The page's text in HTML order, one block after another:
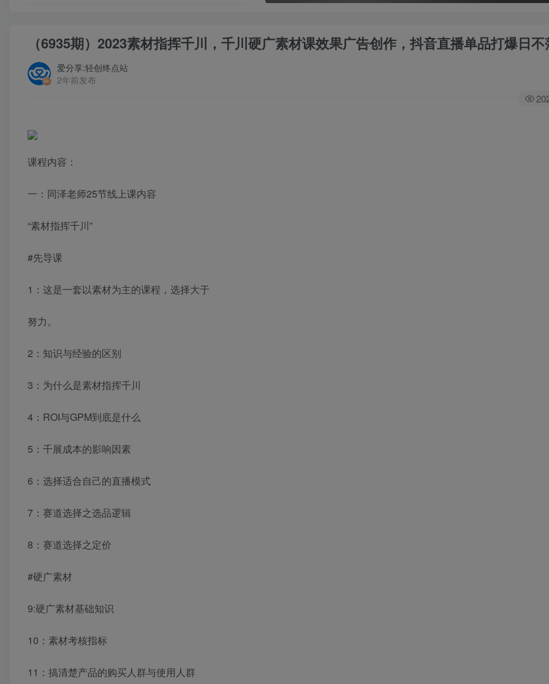
（6935期）2023素材指挥千川，千川硬广素材课效果广告创作，抖音直播单品打爆日不
爱分享:轻创终点站
2年前发布
课程内容：
一：同泽老师25节线上课内容
“素材指挥千川”
#先导课
1：这是一套以素材为主的课程，选择大于
努力。
2：知识与经验的区别
3：为什么是素材指挥千川
4：ROI与GPM到底是什么
5：千展成本的影响因素
6：选择适合自己的直播模式
7：赛道选择之选品逻辑
8：赛道选择之定价
#硬广素材
9:硬广素材基础知识
10：素材考核指标
11：搞清楚产品的购买人群与使用人群